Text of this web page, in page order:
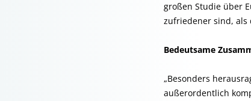
großen Studie über
zufriedener sind, als
Bedeutsame
„Besonders
außerordentlich